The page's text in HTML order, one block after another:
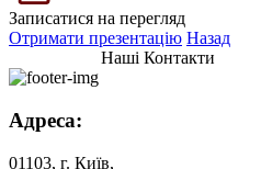
Записатися на перегляд
Отримати презентацію Назад
Наші Контакти
Адреса:
01103, г. Київ,